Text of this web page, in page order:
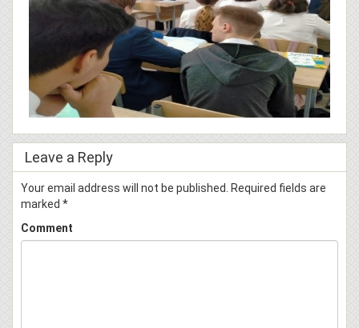
Leave a Reply
Your email address will not be published. Required fields are
marked *
Comment